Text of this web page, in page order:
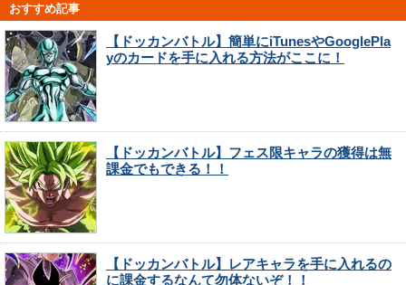
おすすめ記事
【ドッカンバトル】簡単にiTunesやGooglePla
yのカードを手に入れる方法がここに！
【ドッカンバトル】フェス限キャラの獲得は無
課金でもできる！！
【ドッカンバトル】レアキャラを手に入れるの
に課金するなんて勿体ないぞ！！